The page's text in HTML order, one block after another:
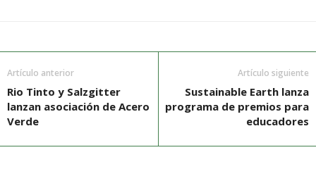
Artículo anterior
Rio Tinto y Salzgitter
lanzan asociación de Acero
Verde
Artículo siguiente
Sustainable Earth lanza
programa de premios para
educadores